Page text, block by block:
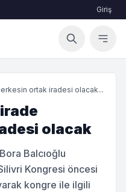
Giriş
ortak iradesi olacak...
olacak
Balcıoğlu
Kongresi öncesi
kongre ile ilgili